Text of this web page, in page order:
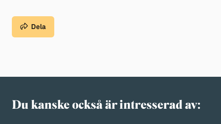
Dela
Du kanske också är intresserad av: